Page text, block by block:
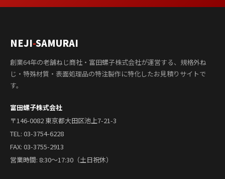
NEJI-SAMURAI
創業64年の老舗ねじ商社・富田螺子株式会社が運営する、規格外ね
じ・特殊材質・表面処理品の特注製作に特化したお見積りサイトで
す。
富田螺子株式会社
〒146-0082 東京都大田区池上7-21-3
TEL: 03-3754-6228
FAX: 03-3755-2913
営業時間: 8:30〜17:30（土日祝休）